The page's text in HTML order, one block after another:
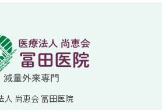
人 尚恵会 冨田医院